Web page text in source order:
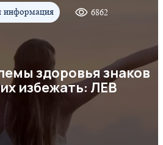
информация
6862
здоровья знаков
избежать: ЛЕВ